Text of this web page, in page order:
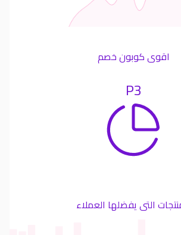
اقوى كوبون خصم
P3
التى يفضلها العملاء